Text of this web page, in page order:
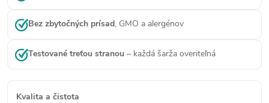
Bez zbytočných prísad, GMO a alergénov
Testované treťou stranou – každá šarža overiteľná
Kvalita a čistota